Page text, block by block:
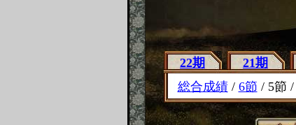
22期 21期
総合成績/ 6節 / 5節 /